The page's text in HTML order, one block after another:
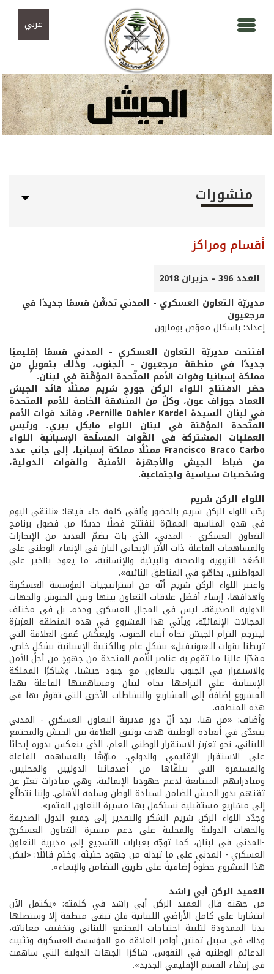
عربي
منشورات
أقسام ومراكز
العدد 396 - حزيران 2018
مديريّة التعاون العسكري - المدني تدشّن قسمًا جديدًا في
مرجعيون
إعداد: باسكال معوّض بومارون
افتتحت مديريّة التعاون العسكري - المدني قسمًا إقليميًا
جديدًا في منطقة مرجعيون - الجنوب، وذلك بتمويلٍ من
مملكة إسبانيا وقوات الأمم المتّحدة المؤقّتة في لبنان.
حضر الافتتاح اللواء الركن جورج شريم ممثلًا قائد الجيش
العماد جوزاف عون، وكلٌ من المنسّقة الخاصة للأمم المتحدة
في لبنان السيدة Pernille Dahler Kardel، وقائد قوات الأمم
المتّحدة المؤقتة في لبنان اللواء مايكل بيري، ورئيس
العمليات المشتركة في القّوات المسلّحة الإسبانية اللواء
Francisco Braco Carbo ممثلًا مملكة إسبانيا، إلى جانب عدد
من ضباط الجيش والأجهزة الأمنية والقوات الدولية،
وشخصيات سياسية واجتماعية.
اللواء الركن شريم
رحّب اللواء الركن شريم بالحضور وألقى كلمة جاء فيها: «نلتقي اليوم
في هذهِ المناسبة المميّزة لنفتتح فصلًا جديدًا من فصول برنامج
التعاون العسكري - المدني، الذي بات يضمّ العديد من الإنجازات
والمساهمات الفاعلة ذات الأثر الإيجابي البارز في الإنماء الوطني على
الصُعُد التربوية والصحية والبيئية والإنسانية، ما يعود بالخير على
المواطنين، بخاصّةٍ في المناطق النائية».
واعتبر اللواء الركن شريم أنّه من استراتيجيات المؤسسة العسكرية
وأهدافها، إرساء أفضل علاقات التعاون بينها وبين الجيوش والجهات
الدولية الصديقة، ليس في المجال العسكري وحده، بل في مختلف
المجالات الإنمائيّة، ويأتي هذا المشروع في هذه المنطقة العزيزة
ليترجم التزام الجيش تجاه أبناء الجنوب، وليعكُسَ عُمق العلاقة التي
تربطنا بقوات الـ«يونيفيل» بشكلٍ عام وبالكتيبة الإسبانية بشكلٍ خاص،
مقدّرًا عاليًا ما تقوم به عناصر الأمم المتحدة من جهودٍ من أجل الأمن
والاستقرار في الجنوب بالتعاون مع جنود جيشنا، وشاكرًا المملكة
الإسبانية على التزامها تجاه لبنان ومساهمتها الفاعلة بهذا
المشروع إضافةً إلى المشاريع والنشاطات الأخرى التي تقومُ بها في
هذه المنطقة.
وأضاف: «من هنا، نجد أنّ دور مديرية التعاون العسكري - المدني
يتعدّى في أبعاده الوطنية هدف توثيق العلاقة بين الجيش والمجتمع
اللبناني، نحو تعزيز الاستقرار الوطني العام، الذي ينعكس بدوره إيجابًا
على الاستقرار الإقليمي والدولي، منوّهًا بالمساهمة الفاعلة
والمستمرة التي نتلقّاها من أصدقائنا الدوليين والمحليين،
ومبادراتهم المتتابعة لدعم جهودنا الإنمائية، وهي مبادرات تعبّر عن
ثقتهم بدور الجيش الضامن لسيادة الوطن وسلمه الأهلي. وإننا نتطلّع
إلى مشاريع مستقبلية نستكمل بها مسيرة التعاون المثمر».
وجدّد اللواء الركن شريم الشكر والتقدير إلى جميع الدول الصديقة
والجهات الدولية والمحلية على دعم مسيرة التعاون العسكريّ
-المدني في لبنان، كما توجّه بعبارات التشجيع إلى مديرية التعاون
العسكري - المدني على ما تبذله من جهود حثيثة. وختم قائلًا: «ليكن
هذا المشروع خطوةً إضافيةً على طريق التضامن والإنماء».
العميد الركن أبي راشد
من جهته قال العميد الركن أبي راشد في كلمته: «يكتمل الآن
انتشارنا على كامل الأراضي اللبنانية فلن تبقى منطقة إلا وستصلها
يدنا الممدودة لتلبية احتياجات المجتمع اللبناني وتخفيف معاناته،
وذلك في سبيل تمتين أواصر العلاقة مع المؤسسة العسكرية وتثبيت
الدعائم الوطنية في النفوس، شاكرًا الجهات الدولية التي ساهمت
في إنشاء القسم الإقليمي الجديد».